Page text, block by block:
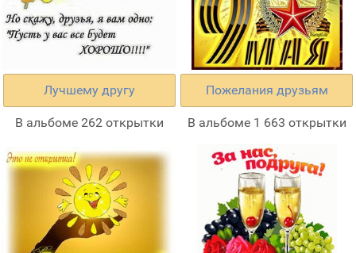
Лучшему другу
В альбоме 262 открытки
Пожелания друзьям
В альбоме 1 663 открытки